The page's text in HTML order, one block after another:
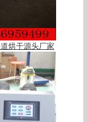
烘干源头厂家